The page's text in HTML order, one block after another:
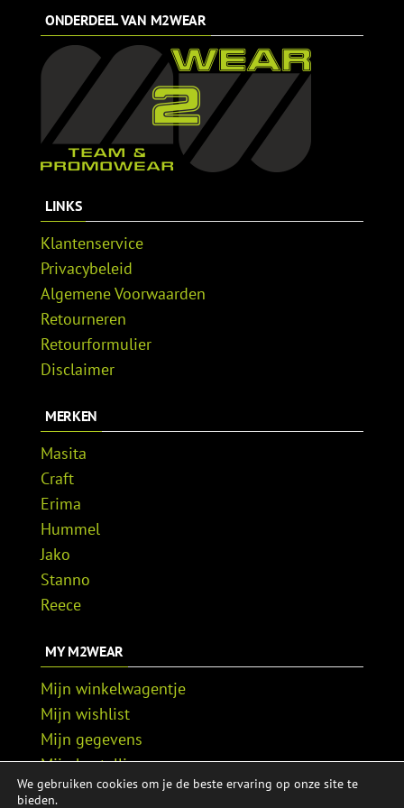
€39,99.€29,99.
ONDERDEEL VAN M2WEAR
LINKS
Klantenservice
Privacybeleid
Algemene Voorwaarden
Retourneren
Retourformulier
Disclaimer
MERKEN
Masita
Craft
Erima
Hummel
Jako
Stanno
Reece
MY M2WEAR
Mijn winkelwagentje
Mijn wishlist
Mijn gegevens
Mijn bestellingen
Mijn adressen
We gebruiken cookies om je de beste ervaring op onze site te
bieden.